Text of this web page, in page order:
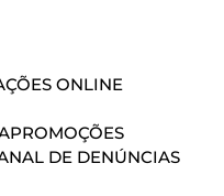
ONLINE
PROMOÇÕES
DE DENÚNCIAS